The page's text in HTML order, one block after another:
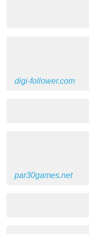
digi-follower.com
par30games.net